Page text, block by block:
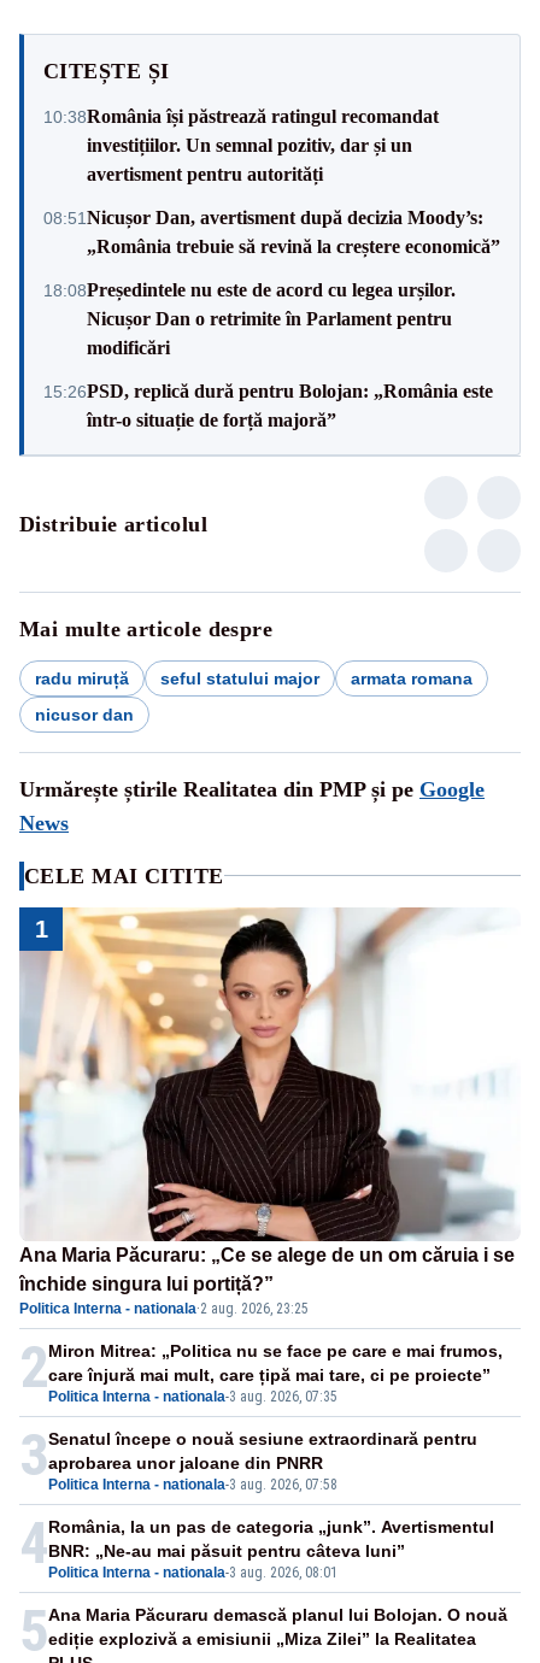
CITEȘTE ȘI
10:38România își păstrează ratingul recomandat
investițiilor. Un semnal pozitiv, dar și un
avertisment pentru autorități
08:51Nicușor Dan, avertisment după decizia Moody’s:
„România trebuie să revină la creștere economică”
18:08Președintele nu este de acord cu legea urșilor.
Nicușor Dan o retrimite în Parlament pentru
modificări
15:26PSD, replică dură pentru Bolojan: „România este
într-o situație de forță majoră”
Distribuie articolul
Mai multe articole despre
radu miruță seful statului major
armata romana
nicusor dan
Urmărește știrile Realitatea din PMP și pe Google
News
CELE MAI CITITE
1
Ana Maria Păcuraru: „Ce se alege de un om căruia i se
închide singura lui portiță?”
Politica Interna - nationala·2 aug. 2026, 23:25
2 Politica Interna - nationala-3 aug. 2026, 07:35
Miron Mitrea: „Politica nu se face pe care e mai frumos,
care înjură mai mult, care țipă mai tare, ci pe proiecte”
3 Politica Interna - nationala-3 aug. 2026, 07:58
Senatul începe o nouă sesiune extraordinară pentru
aprobarea unor jaloane din PNRR
4 Politica Interna - nationala-3 aug. 2026, 08:01
România, la un pas de categoria „junk”. Avertismentul
BNR: „Ne-au mai păsuit pentru câteva luni”
5Ana Maria Păcuraru demască planul lui Bolojan. O nouă
ediție explozivă a emisiunii „Miza Zilei” la Realitatea